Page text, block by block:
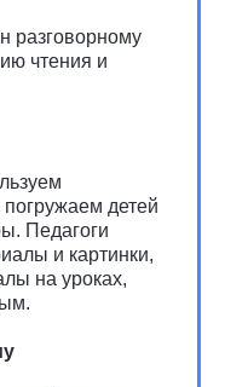
разговорному
чтения и
детей
Педагоги
и картинки,
на уроках,